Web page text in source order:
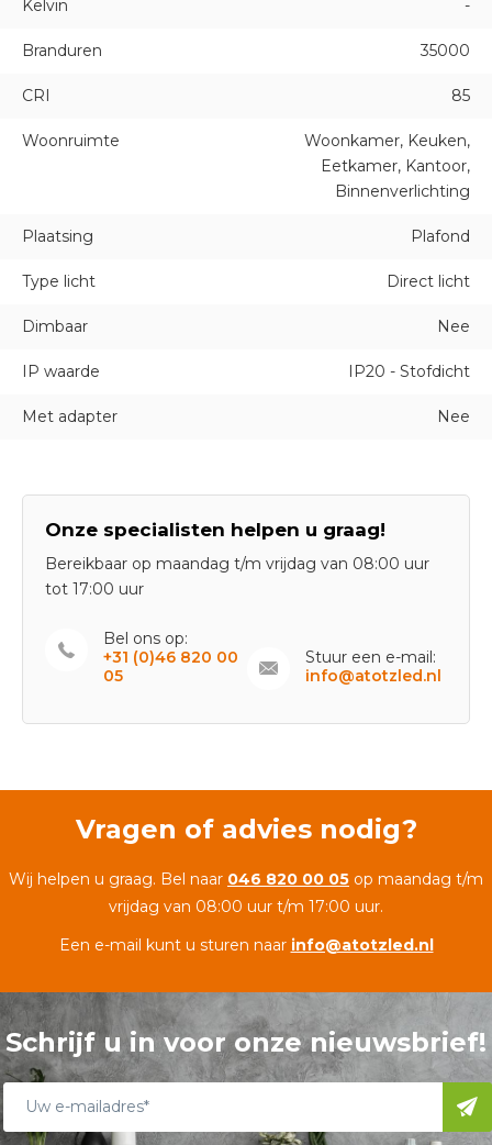
Kelvin -
Branduren 35000
CRI 85
Woonruimte
Woonkamer, Keuken,
Eetkamer, Kantoor,
Binnenverlichting
Plaatsing Plafond
Type licht Direct licht
Dimbaar Nee
IP waarde IP20 - Stofdicht
Met adapter Nee
Onze specialisten helpen u graag!
Bereikbaar op maandag t/m vrijdag van 08:00 uur
tot 17:00 uur
Bel ons op:
+31 (0)46 820 00
05
Stuur een e-mail:
info@atotzled.nl
Vragen of advies nodig?
Wij helpen u graag. Bel naar 046 820 00 05 op maandag t/m
vrijdag van 08:00 uur t/m 17:00 uur.
Een e-mail kunt u sturen naar info@atotzled.nl
Schrijf u in voor onze nieuwsbrief!